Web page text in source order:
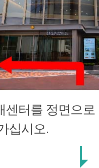
센터를 정면으
십시오.